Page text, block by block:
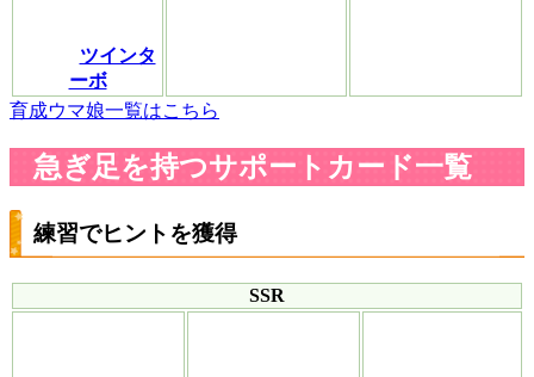
ツインタ
ーボ
育成ウマ娘一覧はこちら
急ぎ足を持つサポートカード一覧
練習でヒントを獲得
SSR